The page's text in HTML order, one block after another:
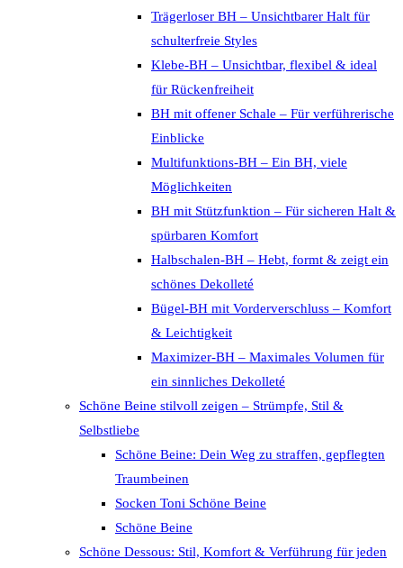
Trägerloser BH – Unsichtbarer Halt für
schulterfreie Styles
Klebe-BH – Unsichtbar, flexibel & ideal
für Rückenfreiheit
BH mit offener Schale – Für verführerische
Einblicke
Multifunktions-BH – Ein BH, viele
Möglichkeiten
BH mit Stützfunktion – Für sicheren Halt &
spürbaren Komfort
Halbschalen-BH – Hebt, formt & zeigt ein
schönes Dekolleté
Bügel-BH mit Vorderverschluss – Komfort
& Leichtigkeit
Maximizer-BH – Maximales Volumen für
ein sinnliches Dekolleté
Schöne Beine stilvoll zeigen – Strümpfe, Stil &
Selbstliebe
Schöne Beine: Dein Weg zu straffen, gepflegten
Traumbeinen
Socken Toni Schöne Beine
Schöne Beine
Schöne Dessous: Stil, Komfort & Verführung für jeden